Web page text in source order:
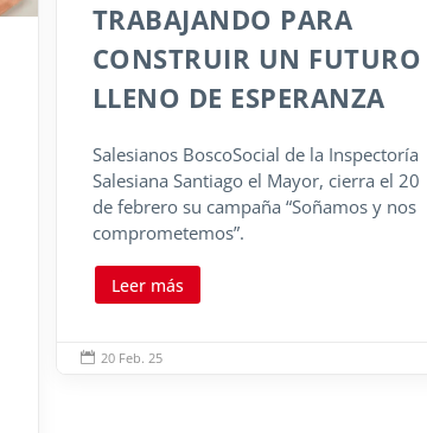
TRABAJANDO PARA
CONSTRUIR UN FUTURO
LLENO DE ESPERANZA
Salesianos BoscoSocial de la Inspectoría
Salesiana Santiago el Mayor, cierra el 20
de febrero su campaña “Soñamos y nos
comprometemos”.
Leer más
 20 Feb. 25